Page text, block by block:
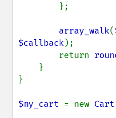
array_walk(
$callback);
        return
}
$my_cart = new Cart